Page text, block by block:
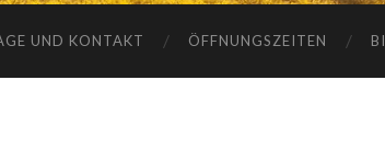
UND KONTAKT ÖFFNUNGSZEITEN